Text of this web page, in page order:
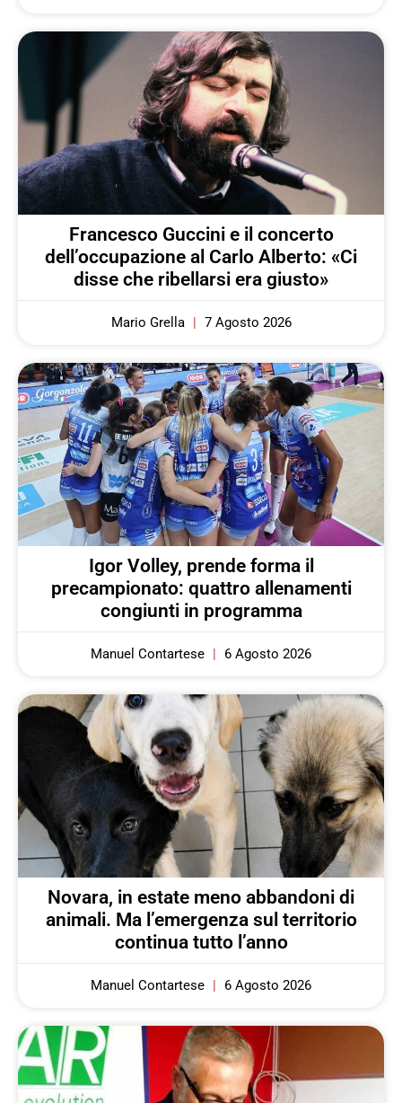
Francesco Guccini e il concerto
dell’occupazione al Carlo Alberto: «Ci
disse che ribellarsi era giusto»
Mario Grella 7 Agosto 2026
Igor Volley, prende forma il
precampionato: quattro allenamenti
congiunti in programma
Manuel Contartese 6 Agosto 2026
Novara, in estate meno abbandoni di
animali. Ma l’emergenza sul territorio
continua tutto l’anno
Manuel Contartese 6 Agosto 2026